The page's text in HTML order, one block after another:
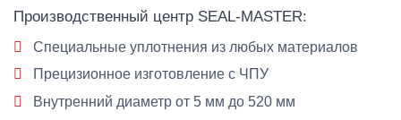
Производственный центр SEAL-MASTER:
Специальные уплотнения из любых материалов
Прецизионное изготовление с ЧПУ
Внутренний диаметр от 5 мм до 520 мм